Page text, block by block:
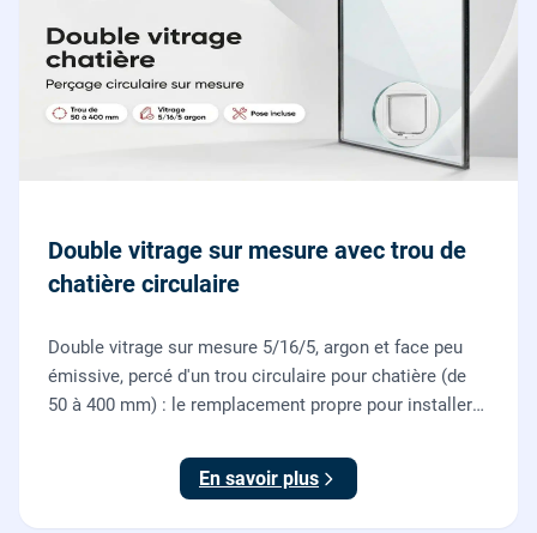
Double vitrage sur mesure avec trou de
chatière circulaire
Double vitrage sur mesure 5/16/5, argon et face peu
émissive, percé d'un trou circulaire pour chatière (de
50 à 400 mm) : le remplacement propre pour installer
En savoir plus